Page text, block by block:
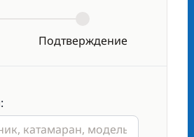
Подтверждение